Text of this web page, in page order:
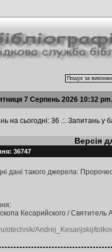
7 Серпень 2026 10:32 pm.
на сьогодні: 36 .:. Запитань у
Версія
36747
дані такого джерела:
Кесарийского /
otechnik/Andrej_Kesarijskij/